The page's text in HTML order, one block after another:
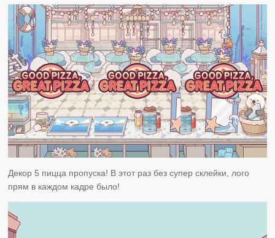
Декор 5 пицца пропуска! В этот раз без супер склейки, лого
прям в каждом кадре было!